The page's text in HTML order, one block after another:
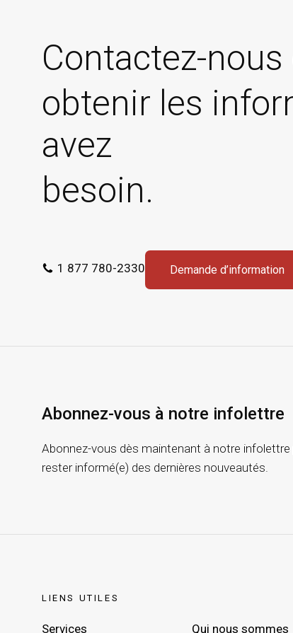
Contactez-
obtenir les
avez
besoin.
1 877 780-2330 Demande d’information
Abonnez-vous à notre infolettre
Abonnez-vous dès maintenant à notre infolettre
rester informé(e) des dernières nouveautés.
LIENS UTILES
Services Qui nous sommes